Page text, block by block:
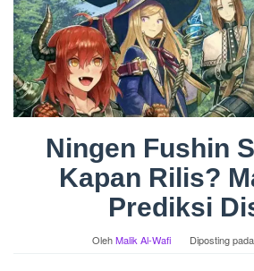
Ningen Fushin
Kapan Rilis?
Prediksi
OlehMalik Al-Wafi Diposting pada